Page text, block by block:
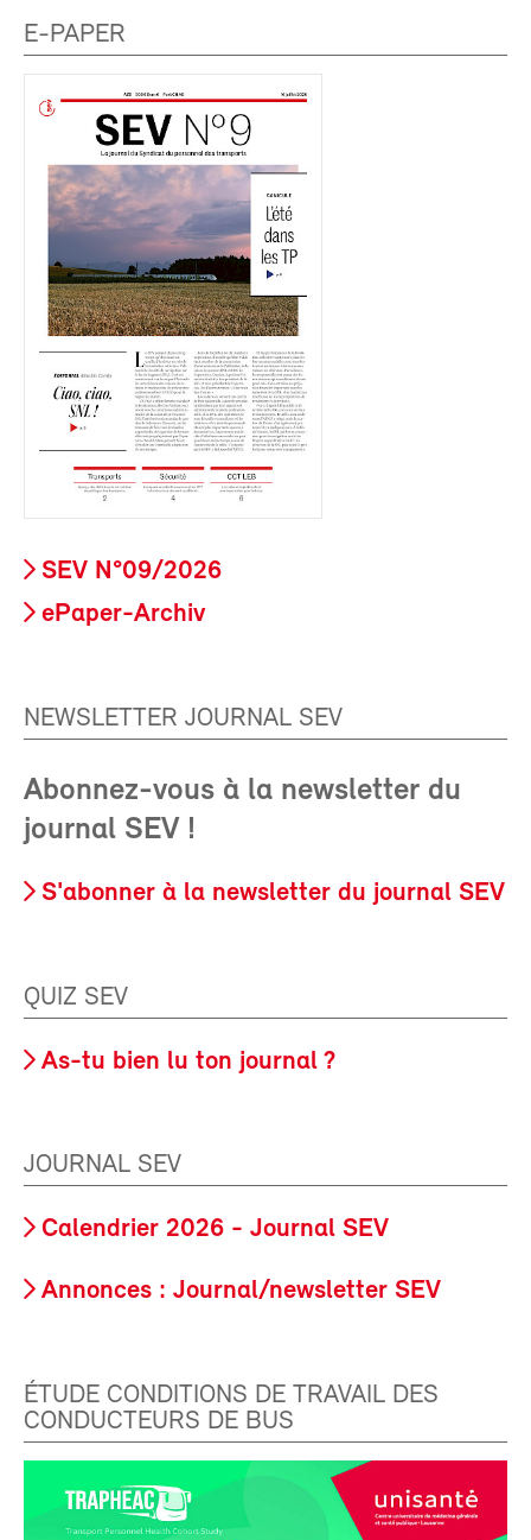
E-PAPER
SEV N°09/2026
ePaper-Archiv
NEWSLETTER JOURNAL SEV
Abonnez-vous à la newsletter du
journal SEV !
S'abonner à la newsletter du journal SEV
QUIZ SEV
As-tu bien lu ton journal ?
JOURNAL SEV
Calendrier 2026 - Journal SEV
Annonces : Journal/newsletter SEV
ÉTUDE CONDITIONS DE TRAVAIL DES
CONDUCTEURS DE BUS